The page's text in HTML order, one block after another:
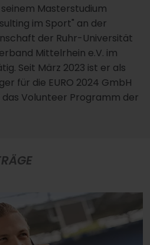
Masterstudium
im Sport" an der
der Ruhr-Universität
Mittelrhein e.V. im
Seit März 2023 ist er als
für die EURO 2024 GmbH
Volunteer Programm der